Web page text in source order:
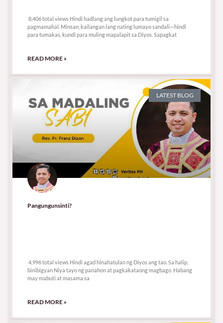
8,406 total views Hindi hadlang ang lungkot para tumigil sa
pagmamahal. Minsan, kailangan lang nating lumayo sandali—hindi
para tumakas, kundi para muling mapalapit sa Diyos. Sapagkat
READ MORE »
LATEST BLOG
Pangungunsinti?
4,996 total views Hindi agad hinahatulan ng Diyos ang tao. Sa halip,
binibigyan Niya tayo ng panahon at pagkakataong magbago. Habang
may mabuti at masama sa
READ MORE »